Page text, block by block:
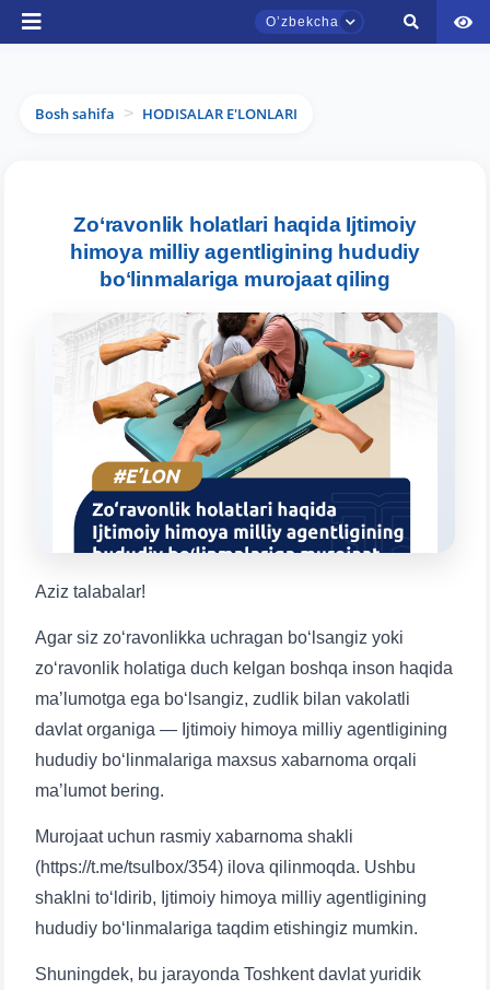
Oʼzbekcha
Ism va familiyangiz
Telefon raqamingiz
Pochta
Bosh sahifa > HODISALAR E'LONLARI
Zo‘ravonlik holatlari haqida Ijtimoiy
himoya milliy agentligining hududiy
boʻlinmalariga murojaat qiling
Aziz talabalar!
Agar siz zo‘ravonlikka uchragan bo‘lsangiz yoki
zo‘ravonlik holatiga duch kelgan boshqa inson haqida
ma’lumotga ega bo‘lsangiz, zudlik bilan vakolatli
davlat organiga — Ijtimoiy himoya milliy agentligining
hududiy boʻlinmalariga maxsus xabarnoma orqali
ma’lumot bering.
Murojaat uchun rasmiy xabarnoma shakli
(https://t.me/tsulbox/354) ilova qilinmoqda. Ushbu
shaklni to‘ldirib, Ijtimoiy himoya milliy agentligining
hududiy boʻlinmalariga taqdim etishingiz mumkin.
Shuningdek, bu jarayonda Toshkent davlat yuridik
Onlayn
Assalomu alaykum! TDYU qabul murojaatlari
chatiga xush kelibsiz.
Qabul bo'yicha murojaatlaringizni ushbu
chatda qoldiring.
Mavzuni tanlang — keyin shu mavzudagi aniq
savollar chiqadi:
1. Hujjatlar (bakalavr) (5)
3. Suhbat (bakalavr) (8) 4. Suhbat (magistr) (5)
9. Magistratura kvotasi (4) ✉️ Adminga yozish